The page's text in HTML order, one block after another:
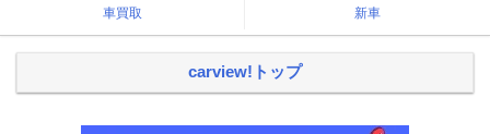
車買取 新車
carview!トップ